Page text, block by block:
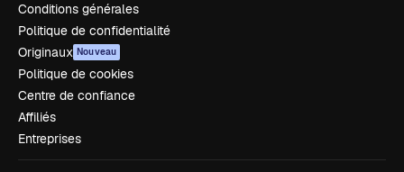
Conditions générales
Politique de confidentialité
Originaux Nouveau
Politique de cookies
Centre de confiance
Affiliés
Entreprises